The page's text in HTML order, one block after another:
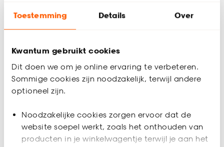
Toestemming Details Over
Kwantum gebruikt cookies
Dit doen we om je online ervaring te verbeteren.
Sommige cookies zijn noodzakelijk, terwijl andere
optioneel zijn.
Noodzakelijke cookies zorgen ervoor dat de
website soepel werkt, zoals het onthouden van
producten in je winkelwagentje terwijl je aan het
Wil je zeker weten dat deze vloer bij de rest van jouw
Zo ben je 100% zeker van de juiste keuze. De kleurstalen
worden binnen 2 à 3 werkdagen thuisbezorgd en passen
door de brievenbus. Afmeting staal Vinyl: 15 x 21 cm.
Productspecificaties
EAN nummer 8720197129477